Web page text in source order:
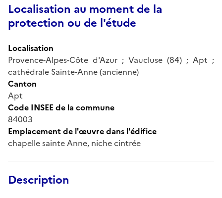
Localisation au moment de la
protection ou de l'étude
Localisation
Provence-Alpes-Côte d'Azur ; Vaucluse (84) ; Apt ;
cathédrale Sainte-Anne (ancienne)
Canton
Apt
Code INSEE de la commune
84003
Emplacement de l'œuvre dans l'édifice
chapelle sainte Anne, niche cintrée
Description